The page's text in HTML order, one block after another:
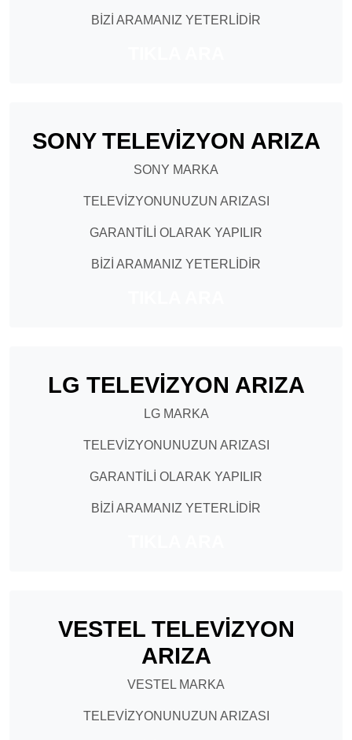
BİZİ ARAMANIZ YETERLİDİR
SONY TELEVİZYON ARIZA
SONY MARKA
TELEVİZYONUNUZUN ARIZASI
GARANTİLİ OLARAK YAPILIR
BİZİ ARAMANIZ YETERLİDİR
LG TELEVİZYON ARIZA
LG MARKA
TELEVİZYONUNUZUN ARIZASI
GARANTİLİ OLARAK YAPILIR
BİZİ ARAMANIZ YETERLİDİR
VESTEL TELEVİZYON
ARIZA
VESTEL MARKA
TELEVİZYONUNUZUN ARIZASI